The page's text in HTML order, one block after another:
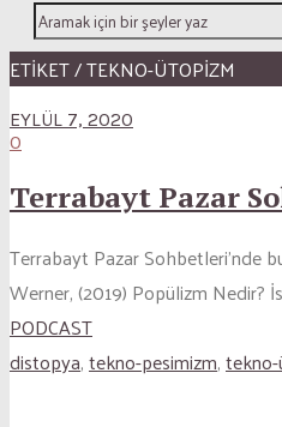
ETİKET / TEKNO-ÜTOPIZM
EYLÜL 7, 2020
0
Terrabayt Pazar
Terrabayt Pazar Sohbetleri’nde
Werner, (2019) Popülizm
PODCAST
distopya,tekno-pesimizm,